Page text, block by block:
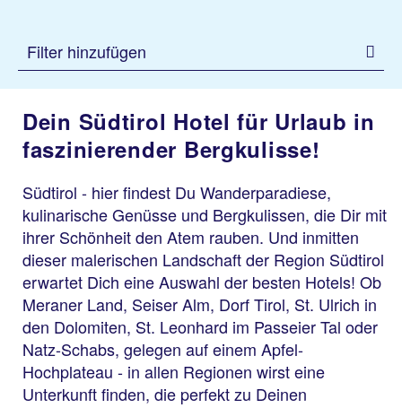
Filter hinzufügen
Dein Südtirol Hotel für Urlaub in
faszinierender Bergkulisse!
Südtirol - hier findest Du Wanderparadiese,
kulinarische Genüsse und Bergkulissen, die Dir mit
ihrer Schönheit den Atem rauben. Und inmitten
dieser malerischen Landschaft der Region Südtirol
erwartet Dich eine Auswahl der besten Hotels! Ob
Meraner Land, Seiser Alm, Dorf Tirol, St. Ulrich in
den Dolomiten, St. Leonhard im Passeier Tal oder
Natz-Schabs, gelegen auf einem Apfel-
Hochplateau - in allen Regionen wirst eine
Unterkunft finden, die perfekt zu Deinen